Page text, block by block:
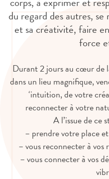
du regard des autres,
et sa créativité, faire
force
Durant 2 jours au cœur de
dans un lieu magnifique,
‘intuition, de votre
reconnecter à votre
A l’issue de ce
– prendre votre place
– vous reconnecter à
– vous connecter à vos